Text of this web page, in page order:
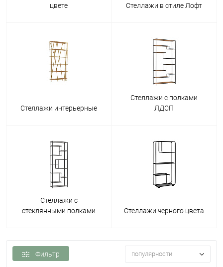
цвете
Стеллажи в стиле Лофт
Стеллажи интерьерные
Стеллажи с полками
ЛДСП
Стеллажи с
стеклянными полками
Стеллажи черного цвета
Фильтр популярности